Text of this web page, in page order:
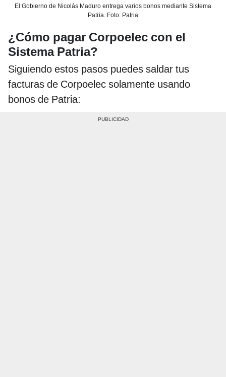
El Gobierno de Nicolás Maduro entrega varios bonos mediante Sistema
Patria. Foto: Patria
¿Cómo pagar Corpoelec con el
Sistema Patria?
Siguiendo estos pasos puedes saldar tus
facturas de Corpoelec solamente usando
bonos de Patria: